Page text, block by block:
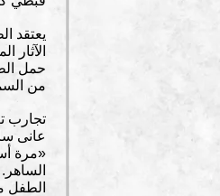
يعتقد
حمل
من
تجارب
عانى
«مرة
الطفل